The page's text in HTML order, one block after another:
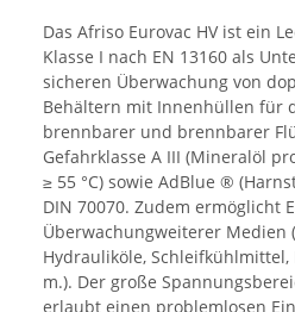
Das Afriso Eurovac HV ist ein
Klasse I nach EN 13160 als
sicheren Überwachung von
Behältern mit Innenhüllen für
brennbarer und brennbarer
Gefahrklasse A III (Mineralöl
≥ 55 °C) sowie AdBlue ®
DIN 70070. Zudem ermöglicht
Überwachungweiterer Medien
Hydrauliköle, Schleifkühlmittel,
m.). Der große
erlaubt einen problemlosen